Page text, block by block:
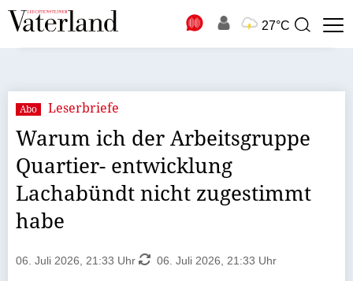
27°C
Suchbegriff
Suche
Abo Leserbriefe
Warum ich der Arbeitsgruppe
Quartier- entwicklung
Lachabündt nicht zugestimmt
habe
06. Juli 2026, 21:33 Uhr 06. Juli 2026, 21:33 Uhr